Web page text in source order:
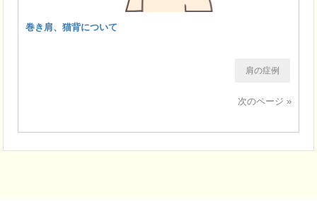
巻き肩、猫背について
肩の症例
次のページ »